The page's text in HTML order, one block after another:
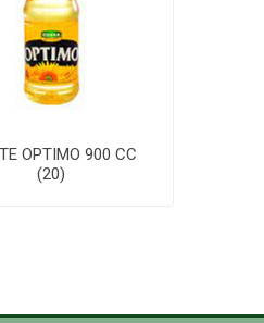
OPTIMO 900 CC
(20)